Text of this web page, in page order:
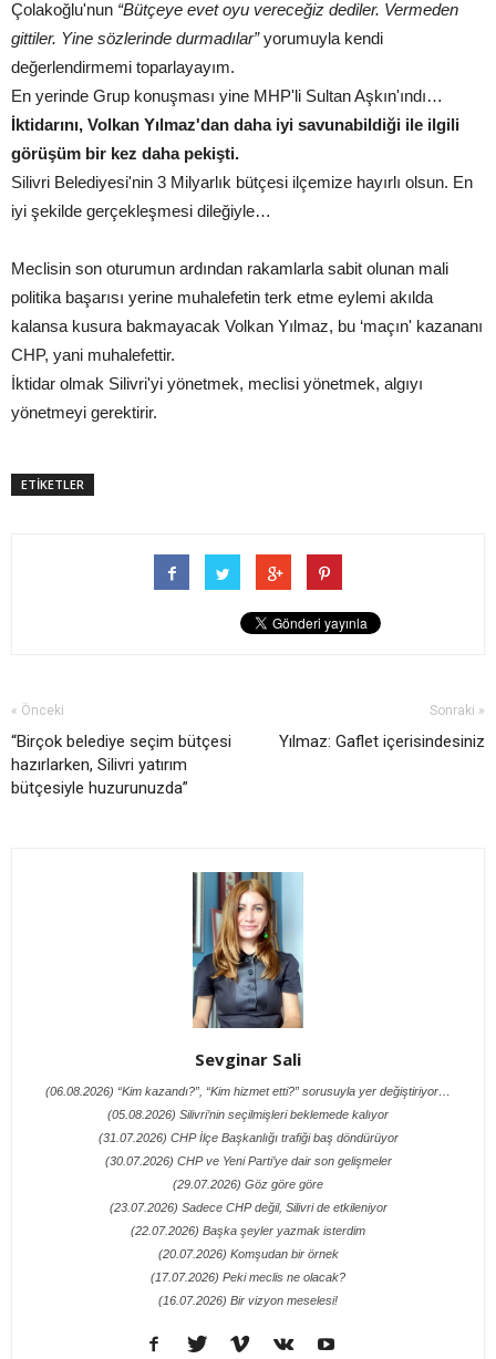
Çolakoğlu'nun “Bütçeye evet oyu vereceğiz dediler. Vermeden
gittiler. Yine sözlerinde durmadılar”yorumuyla kendi
değerlendirmemi toparlayayım.
En yerinde Grup konuşması yine MHP'li Sultan Aşkın'ındı…
İktidarını, Volkan Yılmaz'dan daha iyi savunabildiği ile ilgili
görüşüm bir kez daha pekişti.
Silivri Belediyesi'nin 3 Milyarlık bütçesi ilçemize hayırlı olsun. En
iyi şekilde gerçekleşmesi dileğiyle…
Meclisin son oturumun ardından rakamlarla sabit olunan mali
politika başarısı yerine muhalefetin terk etme eylemi akılda
kalansa kusura bakmayacak Volkan Yılmaz, bu ‘maçın' kazananı
CHP, yani muhalefettir.
İktidar olmak Silivri'yi yönetmek, meclisi yönetmek, algıyı
yönetmeyi gerektirir.
ETİKETLER
« Önceki
“Birçok belediye seçim bütçesi
hazırlarken, Silivri yatırım
bütçesiyle huzurunuzda”
Sonraki »
Yılmaz: Gaflet içerisindesiniz
Sevginar Sali
(06.08.2026) “Kim kazandı?”, “Kim hizmet etti?” sorusuyla yer değiştiriyor…
(05.08.2026) Silivri’nin seçilmişleri beklemede kalıyor
(31.07.2026) CHP İlçe Başkanlığı trafiği baş döndürüyor
(30.07.2026) CHP ve Yeni Parti’ye dair son gelişmeler
(29.07.2026) Göz göre göre
(23.07.2026) Sadece CHP değil, Silivri de etkileniyor
(22.07.2026) Başka şeyler yazmak isterdim
(20.07.2026) Komşudan bir örnek
(17.07.2026) Peki meclis ne olacak?
(16.07.2026) Bir vizyon meselesi!